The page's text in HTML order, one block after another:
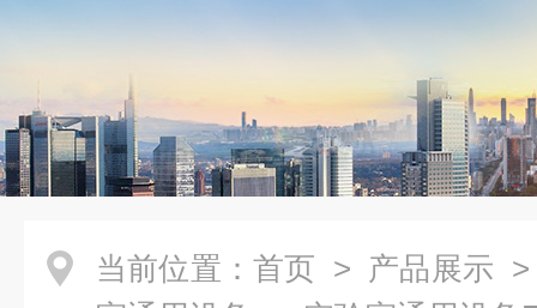
当前位置： 首页 > 产品展示